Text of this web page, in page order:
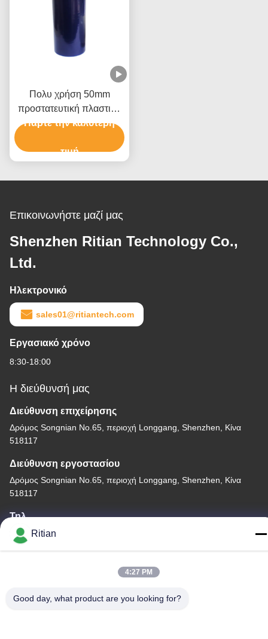
Πολυ χρήση 50mm
προστατευτική πλαστική
ταινία για το τύλιγμα
Πάρτε την καλύτερη
τιμή
Επικοινωνήστε μαζί μας
Shenzhen Ritian Technology Co.,
Ltd.
Ηλεκτρονικό
sales01@ritiantech.com
Εργασιακό χρόνο
8:30-18:00
Η διεύθυνσή μας
Διεύθυνση επιχείρησης
Δρόμος Songnian No.65, περιοχή Longgang, Shenzhen, Κίνα
518117
Διεύθυνση εργοστασίου
Δρόμος Songnian No.65, περιοχή Longgang, Shenzhen, Κίνα
518117
Τηλ.
+86-755-84080323
Καλή ποιότητα της Κίνας ΠΡΟΣΤΑΤΕΥΤΙΚΗ ΤΑΙΝΙΑ PE
Ritian
4:27 PM
Good day, what product are you looking for?